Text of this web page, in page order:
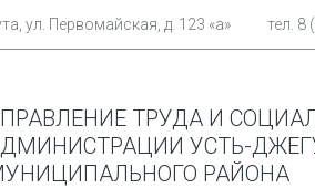
ул. Первомайская, д. 123 «а» тел. 8
ТРУДА И
УСТЬ-
РАЙОНА